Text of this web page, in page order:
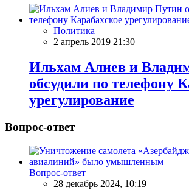
Политика
2 апрель 2019 21:30
Ильхам Алиев и
обсудили по телефону
урегулирование
Вопрос-ответ
Вопрос-ответ
28 декабрь 2024, 10:19